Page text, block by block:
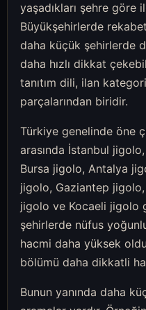
yaşadıkları şehre göre
Büyükşehirlerde
daha küçük şehirlerde
daha hızlı dikkat
tanıtım dili, ilan
parçalarından biridir.
Türkiye genelinde öne
arasında İstanbul
Bursa jigolo, Antalya
jigolo, Gaziantep
jigolo ve Kocaeli jigolo
şehirlerde nüfus
hacmi daha yüksek
bölümü daha dikkatli
Bunun yanında daha